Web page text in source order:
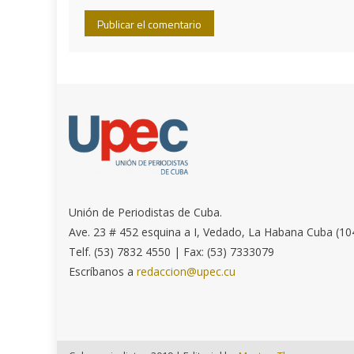
Unión de Periodistas de Cuba.
Ave. 23 # 452 esquina a I, Vedado, La Habana Cuba
Telf. (53) 7832 4550 | Fax: (53) 7333079
Escríbanos aredaccion@upec.cu